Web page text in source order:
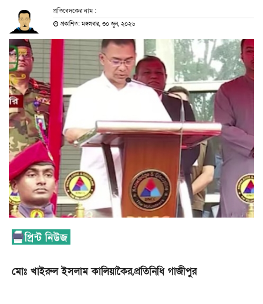
প্রতিবেদকের নাম :
প্রকাশিত: মঙ্গলবার, ৩০ জুন, ২০২৬
মোঃ খাইরুল ইসলাম কালিয়াকৈর,প্রতিনিধি গাজীপুর